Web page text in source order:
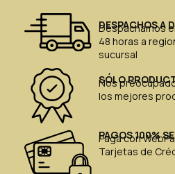
DESPACHOS A
Despachamos
48 horas a
sucursal
SÓLO
Nos
los mejores
PAGOS 100%
Paga con
Tarjetas de